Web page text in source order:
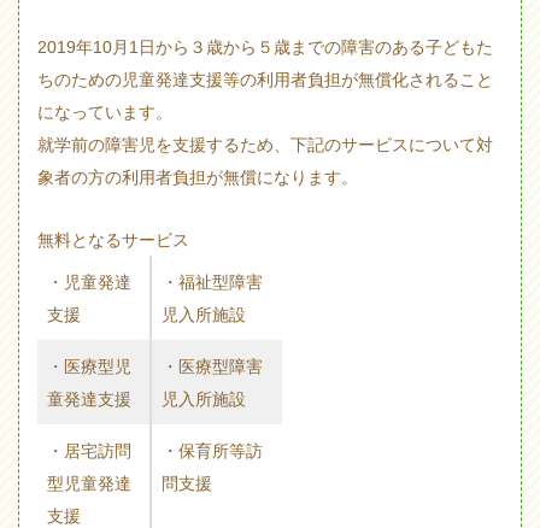
2019年10月1日から３歳から５歳までの障害のある子どもた
ちのための児童発達支援等の利用者負担が無償化されること
になっています。
就学前の障害児を支援するため、下記のサービスについて対
象者の方の利用者負担が無償になります。
無料となるサービス
・児童発達
支援
・福祉型障害
児入所施設
・医療型児
童発達支援
・医療型障害
児入所施設
・居宅訪問
型児童発達
支援
・保育所等訪
問支援